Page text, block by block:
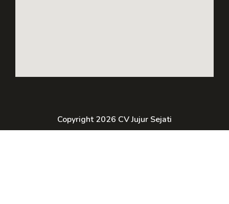
Copyright 2026 CV Jujur Sejati